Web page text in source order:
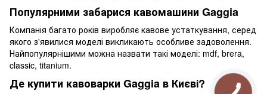
Популярними забарися кавомашини Gaggia
Компанія багато років виробляє кавове устаткування, серед
якого з'явилися моделі викликають особливе задоволення.
Найпопулярнішими можна назвати такі моделі: mdf, brera,
classic, titanium.
Де купити кавоварки Gaggia в Києві?